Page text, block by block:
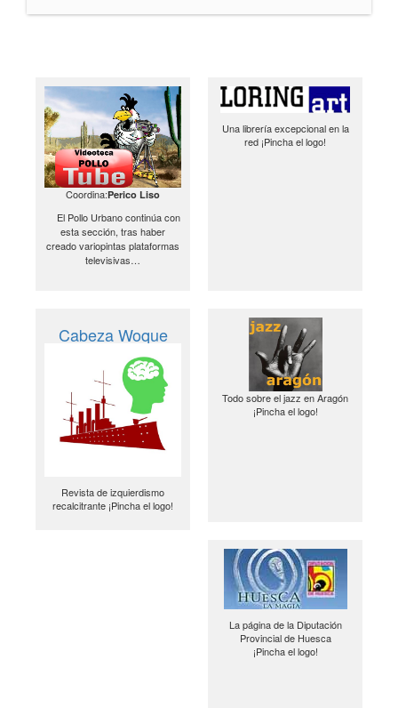
Coordina:Perico Liso
El Pollo Urbano continúa con
esta sección, tras haber
creado variopintas plataformas
televisivas…
Una librería excepcional en la
red ¡Pincha el logo!
Cabeza Woque
Revista de izquierdismo
recalcitrante ¡Pincha el logo!
Todo sobre el jazz en Aragón
¡Pincha el logo!
La página de la Diputación
Provincial de Huesca
¡Pincha el logo!